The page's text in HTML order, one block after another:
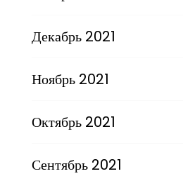
Декабрь 2021
Ноябрь 2021
Октябрь 2021
Сентябрь 2021